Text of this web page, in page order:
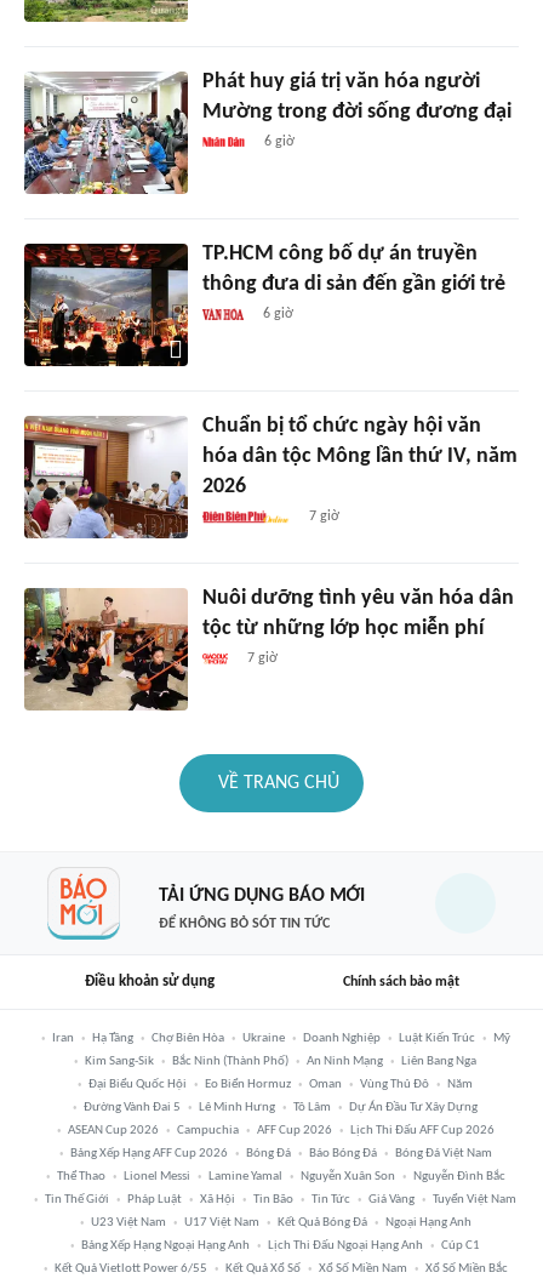
Phát huy giá trị văn hóa người
Mường trong đời sống đương đại
6 giờ
TP.HCM công bố dự án truyền
thông đưa di sản đến gần giới trẻ
6 giờ
Chuẩn bị tổ chức ngày hội văn
hóa dân tộc Mông lần thứ IV, năm
2026
7 giờ
Nuôi dưỡng tình yêu văn hóa dân
tộc từ những lớp học miễn phí
7 giờ
VỀ TRANG CHỦ
TẢI ỨNG DỤNG BÁO MỚI
ĐỂ KHÔNG BỎ SÓT TIN TỨC
Điều khoản sử dụng Chính sách bảo mật
Iran Hạ Tầng Chợ Biên Hòa Ukraine Doanh Nghiệp Luật Kiến Trúc
Mỹ
Kim Sang-Sik
Bắc Ninh (thành Phố) An Ninh Mạng
Liên Bang Nga
Đại Biểu Quốc Hội
Eo Biển Hormuz Oman Vùng Thủ Đô
Năm
Đường Vành Đai 5
Lê Minh Hưng Tô Lâm
Dự Án Đầu Tư Xây Dựng
ASEAN Cup 2026
Campuchia AFF Cup 2026
Lịch Thi Đấu AFF Cup 2026
Bảng Xếp Hạng AFF Cup 2026
Bóng Đá Báo Bóng Đá
Bóng Đá Việt Nam
Thể Thao
Lionel Messi Lamine Yamal Nguyễn Xuân Son
Nguyễn Đình Bắc
Tin Thế Giới
Pháp Luật Xã Hội Tin Bão Tin Tức Giá Vàng
Tuyển Việt Nam
U23 Việt Nam
U17 Việt Nam Kết Quả Bóng Đá
Ngoại Hạng Anh
Bảng Xếp Hạng Ngoại Hạng Anh
Lịch Thi Đấu Ngoại Hạng Anh
Cúp C1
Kết Quả Vietlott Power 6/55
Kết Quả Xổ Số Xổ Số Miền Nam Xổ Số Miền Bắc